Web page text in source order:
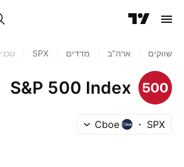
שווקים ארה"ב‏ מדדים SPX טכני
S&P 500 Index
SPX
Cboe